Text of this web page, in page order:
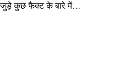
कुछ फैक्ट के बारे में…